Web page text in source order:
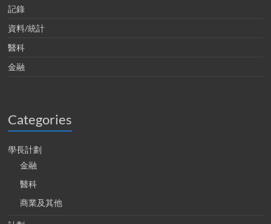
記錄
資料/統計
醫科
金融
Categories
學長計劃
金融
醫科
商業及其他